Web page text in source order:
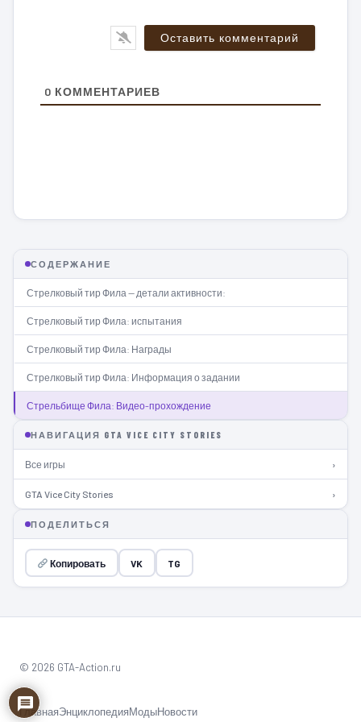
0 КОММЕНТАРИЕВ
СОДЕРЖАНИЕ
Стрелковый тир Фила — детали активности:
Стрелковый тир Фила: испытания
Стрелковый тир Фила: Награды
Стрелковый тир Фила: Информация о задании
Стрельбище Фила: Видео-прохождение
НАВИГАЦИЯ GTA VICE CITY STORIES
Все игры ›
GTA Vice City Stories ›
ПОДЕЛИТЬСЯ
Копировать VK TG
© 2026 GTA-Action.ru
ГлавнаяЭнциклопедияМодыНовости